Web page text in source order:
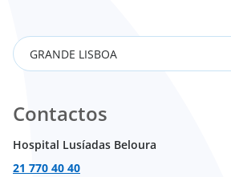
GRANDE LISBOA
Contactos
Hospital Lusíadas Beloura
21 770 40 40